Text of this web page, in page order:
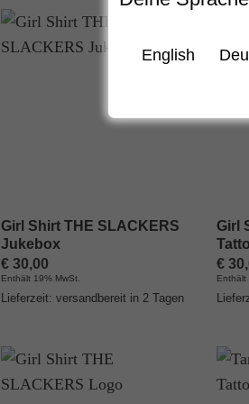
Girl Shirt THE SLACKERS
Jukebox
€ 30,00
Enthält 19% MwSt.
Lieferzeit: versandbereit in 2 Tagen
Girl
€
Enthält
English